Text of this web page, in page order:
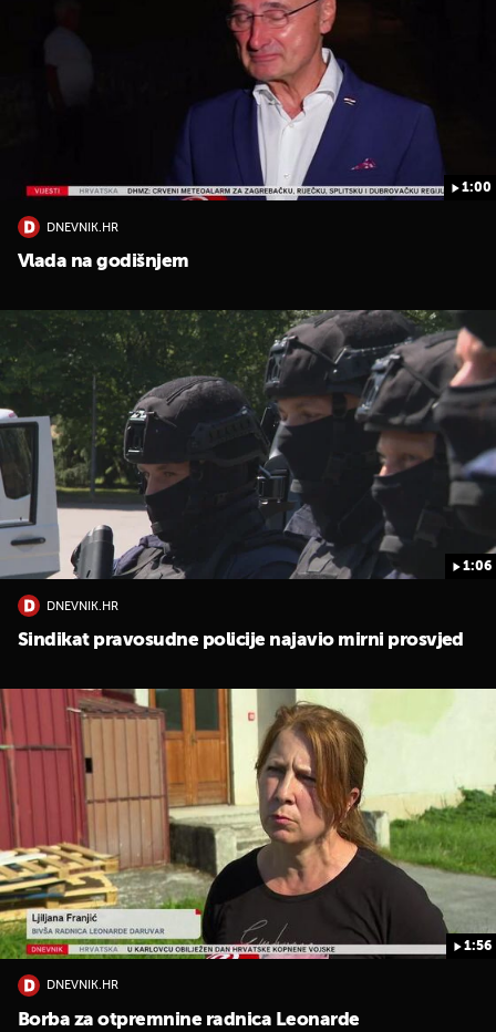
1:00
DNEVNIK.HR
Vlada na godišnjem
1:06
DNEVNIK.HR
Sindikat pravosudne policije najavio mirni prosvjed
1:56
DNEVNIK.HR
Borba za otpremnine radnica Leonarde